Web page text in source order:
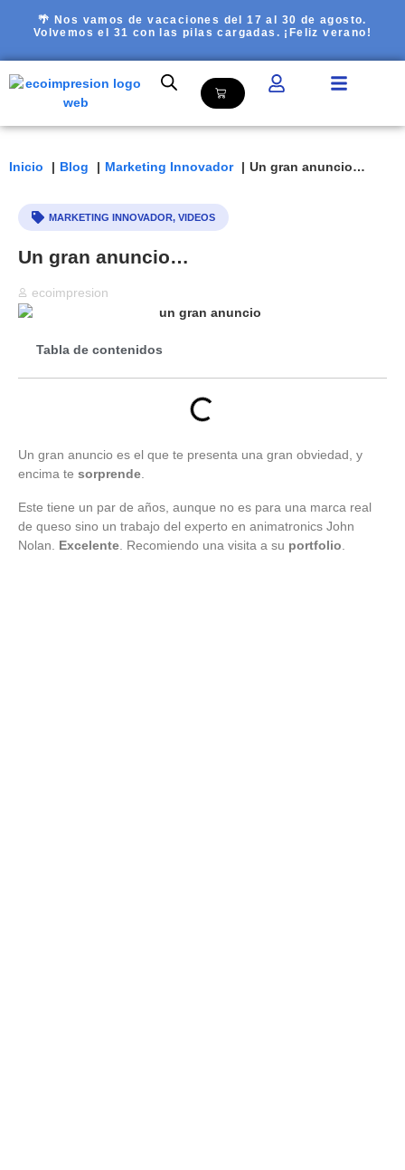
🌴 Nos vamos de vacaciones del 17 al 30 de agosto.
Volvemos el 31 con las pilas cargadas. ¡Feliz verano!
Inicio Blog Marketing Innovador Un gran anuncio…
MARKETING INNOVADOR, VIDEOS
Un gran anuncio…
ecoimpresion
Tabla de contenidos
Un gran anuncio es el que te presenta una gran obviedad, y
encima te sorprende
Este tiene un par de años, aunque no es para una marca real
de queso sino un trabajo del experto en animatronics John
Nolan. Excelente . Recomiendo una visita a su portfolio